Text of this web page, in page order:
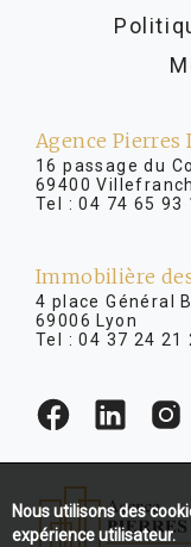
Agence Pierres
16 passage du
69400
Tel :04 74 65 93
Immobilière
4 place
69006 Lyon
Tel :04 37 24 21
Nous utilisons des
expérience utilisateur.